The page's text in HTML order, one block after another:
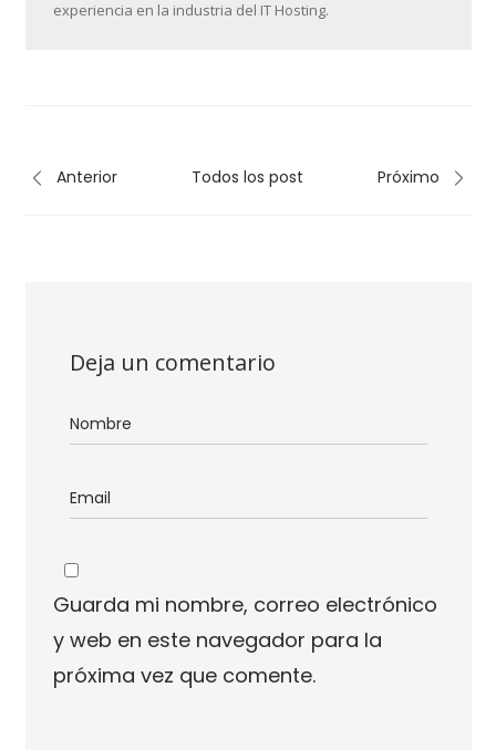
experiencia en la industria del IT Hosting.
Anterior Todos los post Próximo
Deja un comentario
Guarda mi nombre, correo electrónico
y web en este navegador para la
próxima vez que comente.